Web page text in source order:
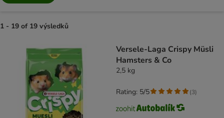
1 - 19 of 19 výsledků
Versele-Laga Crispy Müsli
Hamsters & Co
2,5 kg
Rating: 5/5 (3)